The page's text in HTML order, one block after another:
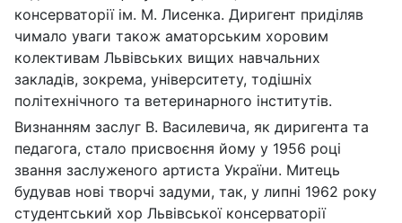
консерваторії ім. М. Лисенка. Диригент приділяв
чимало уваги також аматорським хоровим
колективам Львівських вищих навчальних
закладів, зокрема, університету, тодішніх
політехнічного та ветеринарного інститутів.
Визнанням заслуг В. Василевича, як диригента та
педагога, стало присвоєння йому у 1956 році
звання заслуженого артиста України. Митець
будував нові творчі задуми, так, у липні 1962 року
студентський хор Львівської консерваторії